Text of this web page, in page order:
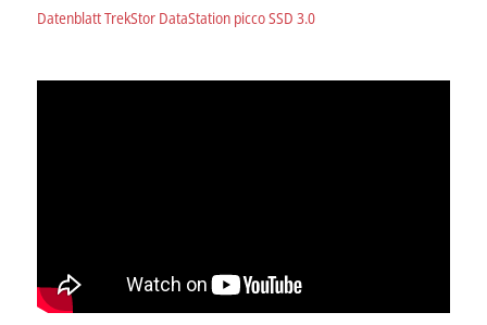
Datenblatt TrekStor DataStation picco SSD 3.0